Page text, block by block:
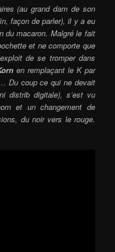
(au grand dam de son
façon de parler), il y a eu
du macaron. Malgré le fait
et ne comporte que
de se tromper dans
en remplaçant le K par
Du coup ce qui ne devait
distrib digitale), s’est vu
et un changement de
du noir vers le rouge.